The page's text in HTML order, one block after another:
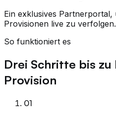
Ein exklusives
Provisionen live zu verfolgen.
So funktioniert es
Drei Schritte bis
Provision
01